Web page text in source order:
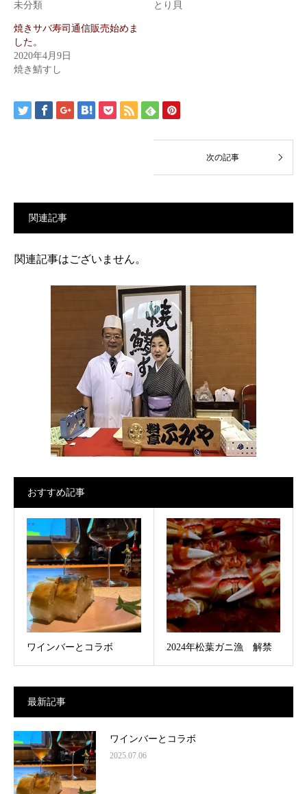
未分類 とり貝
焼きサバ寿司通信販売始めま
した。
2020年4月9日
焼き鯖すし
関連記事
関連記事はございません。
おすすめ記事
ワインバーとコラボ 2024年松葉ガニ漁 解禁
最新記事
ワインバーとコラボ
2025.07.06